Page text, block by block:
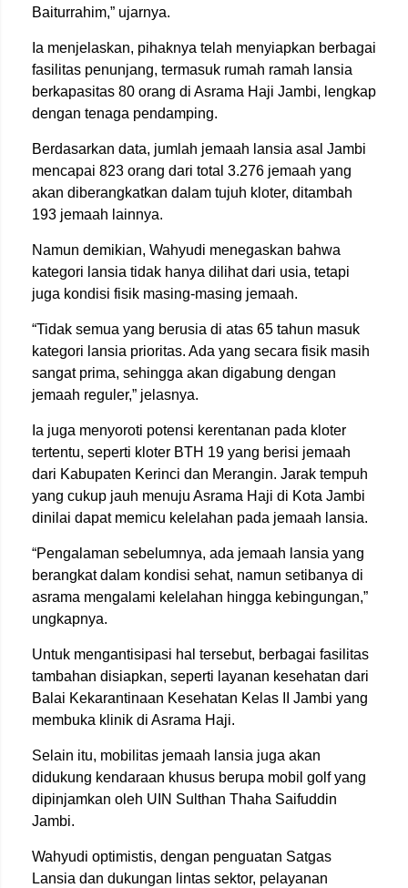
Baiturrahim,” ujarnya.
Ia menjelaskan, pihaknya telah menyiapkan berbagai
fasilitas penunjang, termasuk rumah ramah lansia
berkapasitas 80 orang di Asrama Haji Jambi, lengkap
dengan tenaga pendamping.
Berdasarkan data, jumlah jemaah lansia asal Jambi
mencapai 823 orang dari total 3.276 jemaah yang
akan diberangkatkan dalam tujuh kloter, ditambah
193 jemaah lainnya.
Namun demikian, Wahyudi menegaskan bahwa
kategori lansia tidak hanya dilihat dari usia, tetapi
juga kondisi fisik masing-masing jemaah.
“Tidak semua yang berusia di atas 65 tahun masuk
kategori lansia prioritas. Ada yang secara fisik masih
sangat prima, sehingga akan digabung dengan
jemaah reguler,” jelasnya.
Ia juga menyoroti potensi kerentanan pada kloter
tertentu, seperti kloter BTH 19 yang berisi jemaah
dari Kabupaten Kerinci dan Merangin. Jarak tempuh
yang cukup jauh menuju Asrama Haji di Kota Jambi
dinilai dapat memicu kelelahan pada jemaah lansia.
“Pengalaman sebelumnya, ada jemaah lansia yang
berangkat dalam kondisi sehat, namun setibanya di
asrama mengalami kelelahan hingga kebingungan,”
ungkapnya.
Untuk mengantisipasi hal tersebut, berbagai fasilitas
tambahan disiapkan, seperti layanan kesehatan dari
Balai Kekarantinaan Kesehatan Kelas II Jambi yang
membuka klinik di Asrama Haji.
Selain itu, mobilitas jemaah lansia juga akan
didukung kendaraan khusus berupa mobil golf yang
dipinjamkan oleh UIN Sulthan Thaha Saifuddin
Jambi.
Wahyudi optimistis, dengan penguatan Satgas
Lansia dan dukungan lintas sektor, pelayanan